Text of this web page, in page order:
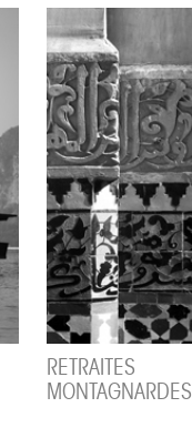
RETRAITES
MONTAGNARDES